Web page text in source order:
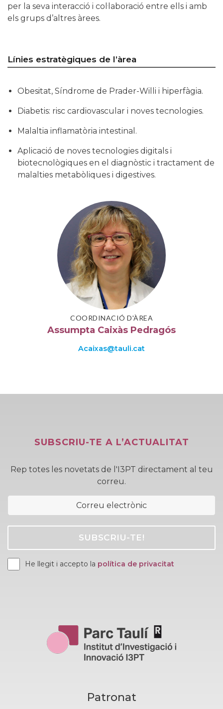
per la seva interacció i col·laboració entre ells i amb
els grups d’altres àrees.
Línies estratègiques de l’àrea
Obesitat, Síndrome de Prader-Willi i hiperfàgia.
Diabetis: risc cardiovascular i noves tecnologies.
Malaltia inflamatòria intestinal.
Aplicació de noves tecnologies digitals i
biotecnològiques en el diagnòstic i tractament de
malalties metabòliques i digestives.
COORDINACIÓ D'ÀREA
Assumpta Caixàs Pedragós
acaixas@tauli.cat
Patronat
SUBSCRIU-TE A L’ACTUALITAT
Rep totes les novetats de l'I3PT directament al teu
correu.
He llegit i accepto la política de privacitat